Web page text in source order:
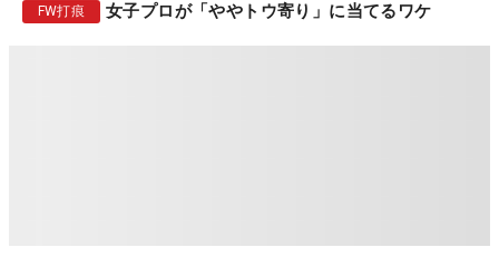
FW打痕 女子プロが「ややトウ寄り」に当てるワケ